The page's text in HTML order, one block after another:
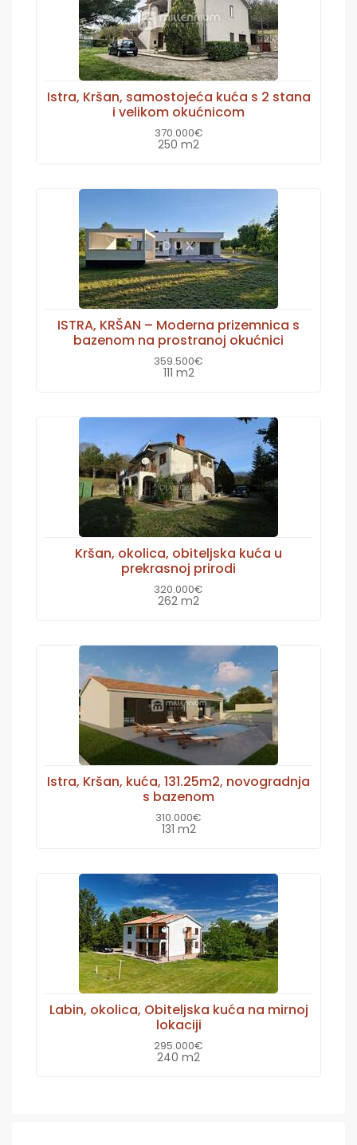
Istra, Kršan, samostojeća kuća s 2 stana
i velikom okućnicom
370.000€
250 m2
ISTRA, KRŠAN – Moderna prizemnica s
bazenom na prostranoj okućnici
359.500€
111 m2
Kršan, okolica, obiteljska kuća u
prekrasnoj prirodi
320.000€
262 m2
Istra, Kršan, kuća, 131.25m2, novogradnja
s bazenom
310.000€
131 m2
Labin, okolica, Obiteljska kuća na mirnoj
lokaciji
295.000€
240 m2